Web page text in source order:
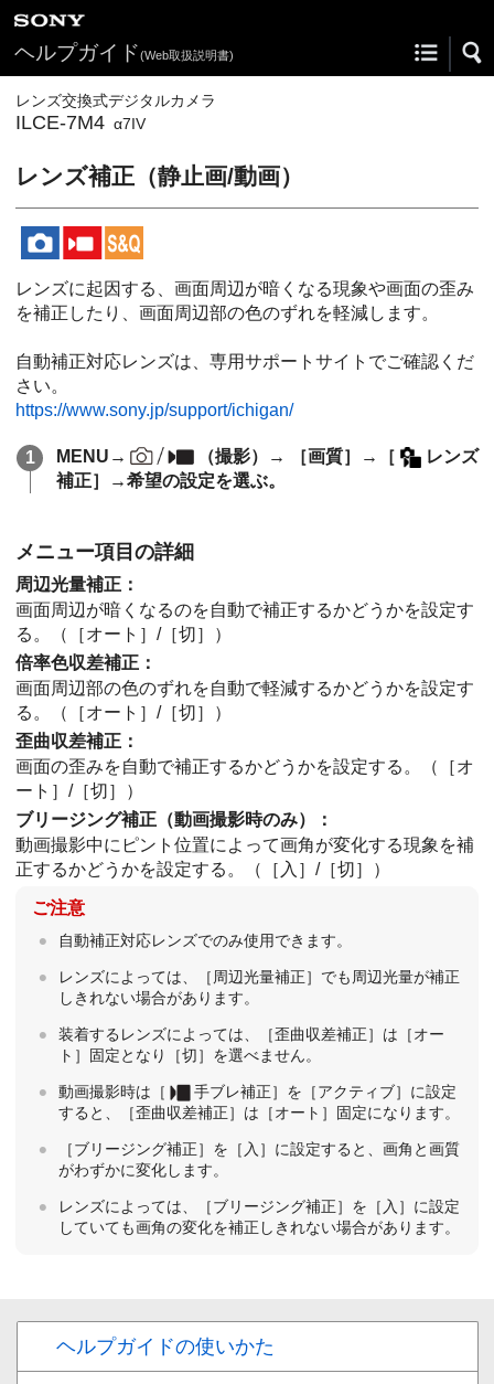
ヘルプガイド(Web取扱説明書)
レンズ交換式デジタルカメラ
ILCE-7M4 α7IV
レンズ補正 （静止画/動画）
レンズに起因する、画面周辺が暗くなる現象や画面の歪み
を補正したり、画面周辺部の色のずれを軽減します。
自動補正対応レンズは、専用サポートサイトでご確認くだ
さい。
https://www.sony.jp/support/ichigan/
MENU → （撮影）→ ［画質］ → ［
レンズ
補正］
→希望の設定を選ぶ。
メニュー項目の詳細
周辺光量補正 ：
画面周辺が暗くなるのを自動で補正するかどうかを設定す
る。（
［オート］ /［切］
）
倍率色収差補正 ：
画面周辺部の色のずれを自動で軽減するかどうかを設定す
る。（
［オート］ /［切］
）
歪曲収差補正 ：
画面の歪みを自動で補正するかどうかを設定する。（
［オ
ート］ /［切］
）
ブリージング補正 （動画撮影時のみ）：
動画撮影中にピント位置によって画角が変化する現象を補
正するかどうかを設定する。（
［入］ /［切］ ）
ご注意
自動補正対応レンズでのみ使用できます。
レンズによっては、 ［周辺光量補正］ でも周辺光量が補正
しきれない場合があります。
装着するレンズによっては、 ［歪曲収差補正］ は ［オー
ト］
固定となり ［切］ を選べません。
動画撮影時は ［ 手ブレ補正］ を ［アクティブ］ に設定
すると、
［歪曲収差補正］ は ［オート］ 固定になります。
［ブリージング補正］ を ［入］ に設定すると、画角と画質
がわずかに変化します。
レンズによっては、 ［ブリージング補正］ を ［入］ に設定
していても画角の変化を補正しきれない場合があります。
ヘルプガイドの使いかた